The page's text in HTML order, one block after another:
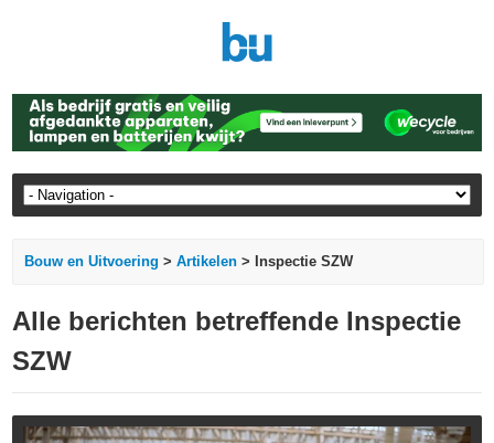
Bouw en Uitvoering >Artikelen > Inspectie SZW
Alle berichten betreffende Inspectie
SZW